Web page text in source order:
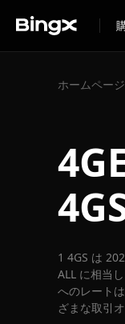
ホームページ
1 4GS は
ALL に相当
へのレート
ざまな取引